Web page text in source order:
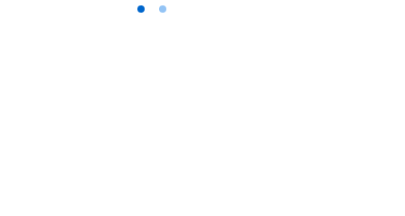
Vai alla slide 1
Vai alla slide 2